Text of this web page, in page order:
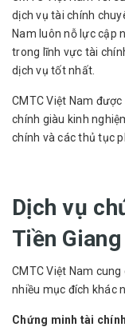
dịch vụ tài chính
Nam luôn nỗ lực cập
trong lĩnh vực tài
dịch vụ tốt nhất.
CMTC Việt Nam
chính giàu kinh
chính và các thủ tục
Dịch vụ
Tiền
CMTC Việt Nam
nhiều mục đích khác
Chứng minh tài